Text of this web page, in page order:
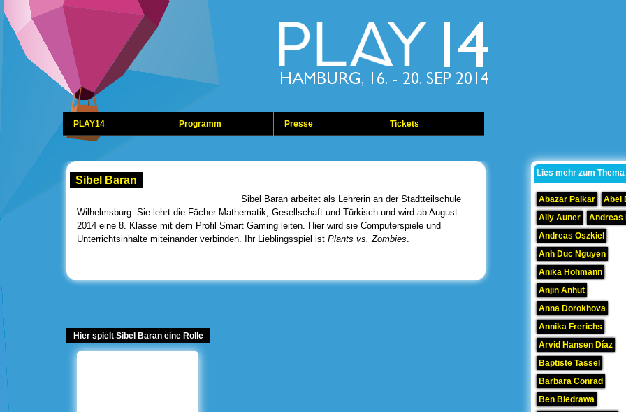
PLAY14 Programm Presse Tickets
Sibel Baran
Sibel Baran arbeitet als Lehrerin an der Stadtteilschule
Wilhelmsburg. Sie lehrt die Fächer Mathematik, Gesellschaft und Türkisch und wird ab August
2014 eine 8. Klasse mit dem Profil Smart Gaming leiten. Hier wird sie Computerspiele und
Unterrichtsinhalte miteinander verbinden. Ihr Lieblingsspiel ist Plants vs. Zombies.
Hier spielt Sibel Baran eine Rolle
Lies mehr zum Thema
Abazar Paikar
Abel
Ally Auner
Andreas
Andreas Oszkiel
Anh Duc Nguyen
Anika Hohmann
Anjin Anhut
Anna Dorokhova
Annika Frerichs
Arvid Hansen Díaz
Baptiste Tassel
Barbara Conrad
Ben Biedrawa